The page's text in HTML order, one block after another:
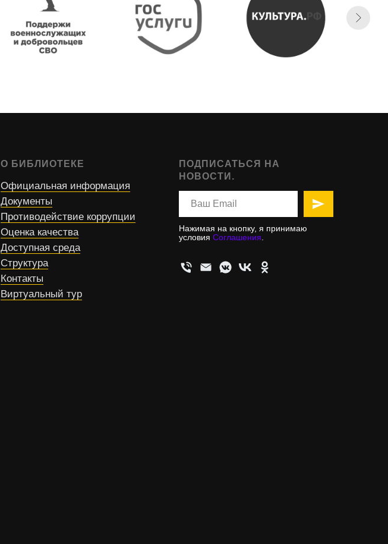
О БИБЛИОТЕКЕ
Официальная информация
Документы
Противодействие коррупции
Оценка качества
Доступная среда
Структура
Контакты
Виртуальный тур
ПОДПИСАТЬСЯ НА
НОВОСТИ.
Нажимая на кнопку, я принимаю
условия Соглашения